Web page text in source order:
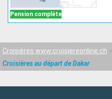
Pension complète
Croisières www.croisiereonline.ch
Croisières au départ de Dakar